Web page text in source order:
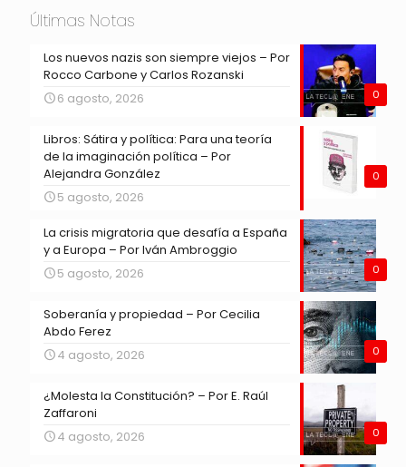
Últimas Notas
0
Los nuevos nazis son siempre viejos – Por
Rocco Carbone y Carlos Rozanski
6 agosto, 2026
0
Libros: Sátira y política: Para una teoría
de la imaginación política – Por
Alejandra González
5 agosto, 2026
0
La crisis migratoria que desafía a España
y a Europa – Por Iván Ambroggio
5 agosto, 2026
0
Soberanía y propiedad – Por Cecilia
Abdo Ferez
4 agosto, 2026
0
¿Molesta la Constitución? – Por E. Raúl
Zaffaroni
4 agosto, 2026